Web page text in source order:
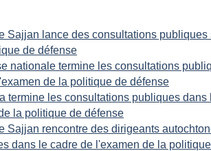
Sajjan lance des consultations publiques
de défense
nationale termine les consultations
de la politique de défense
termine les consultations publiques dans
la politique de défense
Sajjan rencontre des dirigeants
dans le cadre de l'examen de la